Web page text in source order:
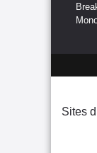
Sites